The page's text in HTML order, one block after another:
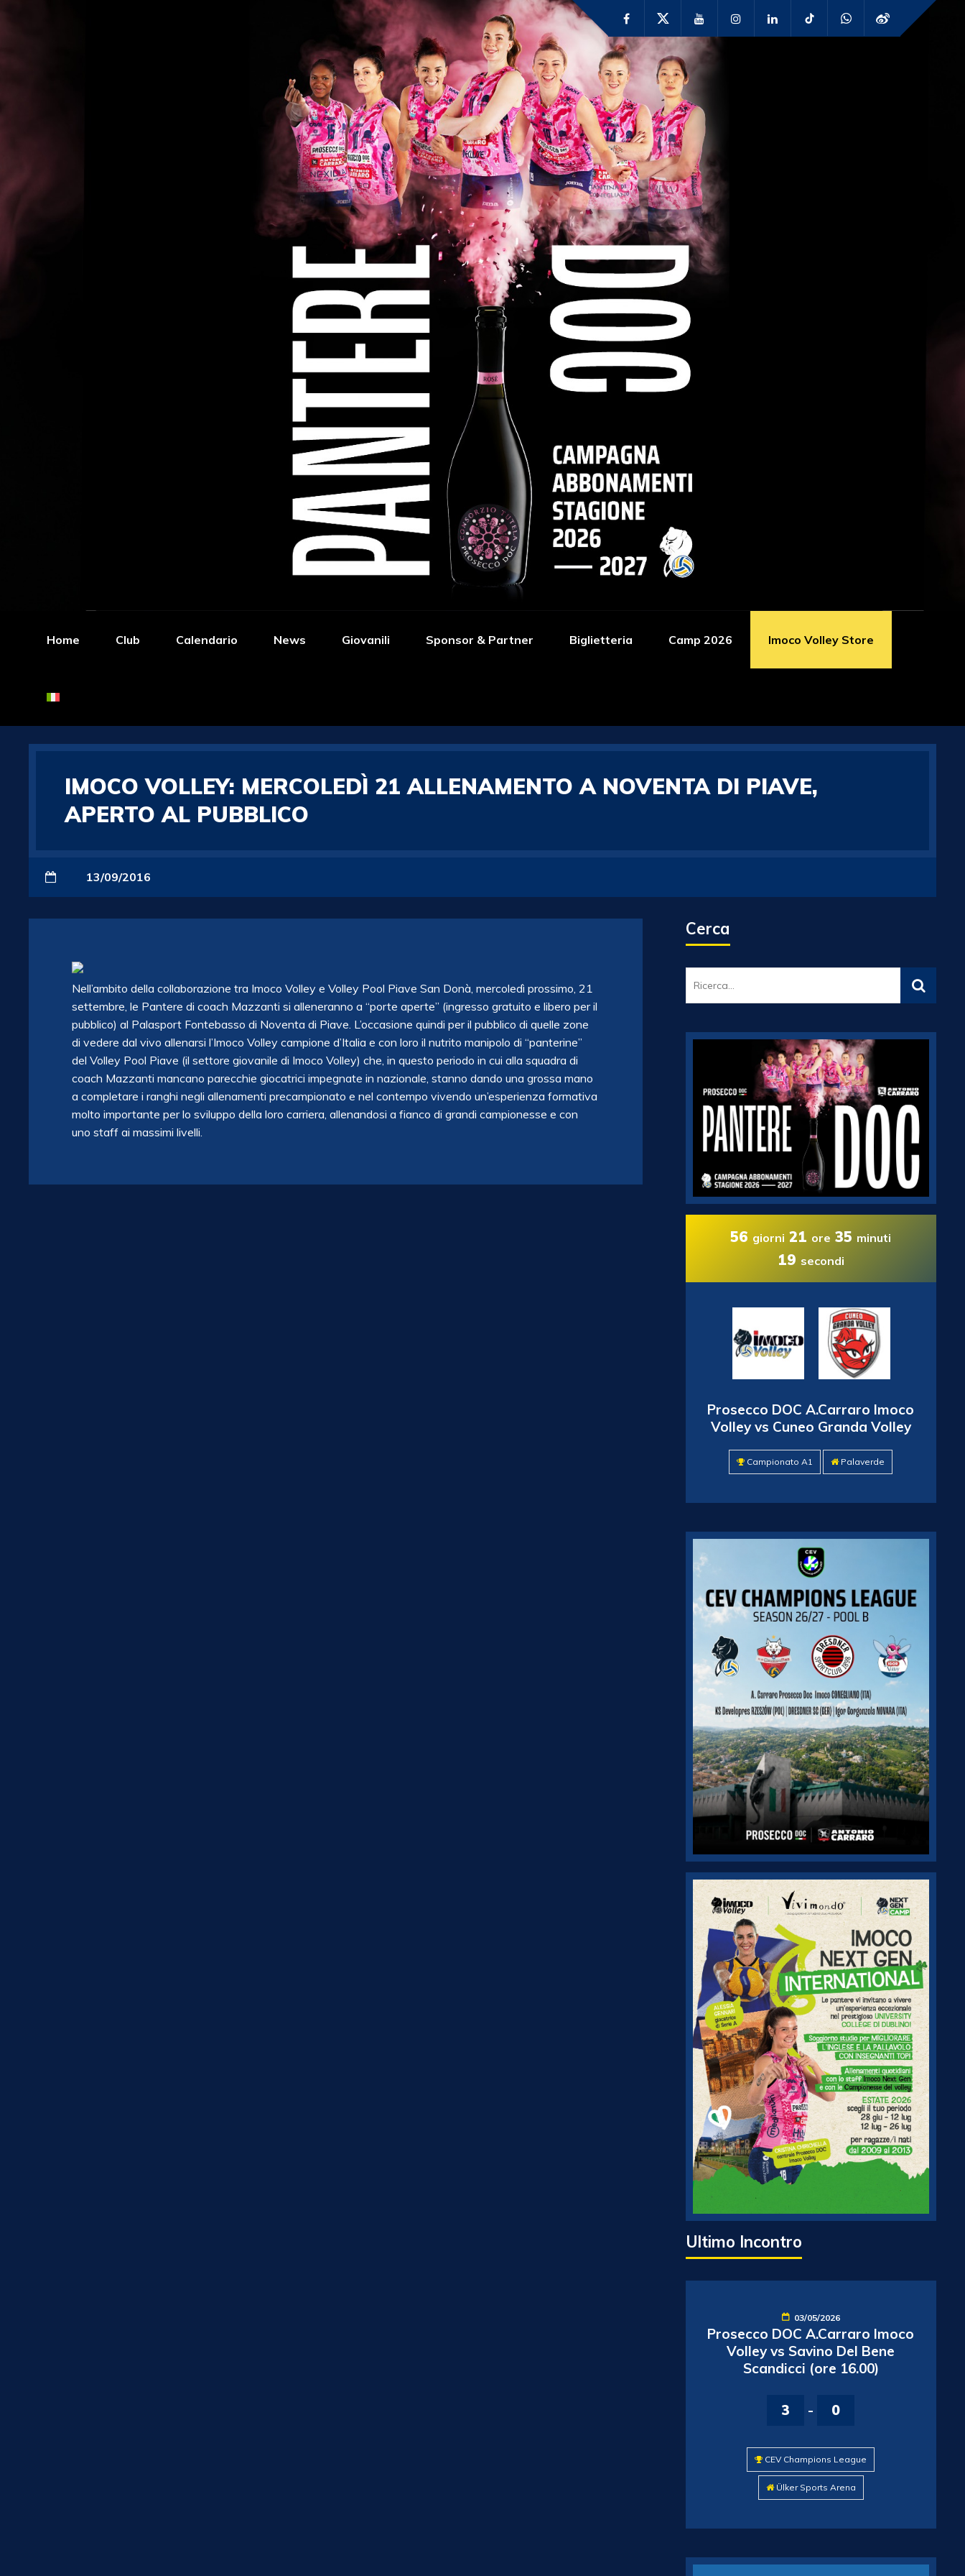
Home Club Calendario News Giovanili Sponsor & Partner Biglietteria Camp 2026 Imoco Volley Store
IMOCO VOLLEY: MERCOLEDÌ 21 ALLENAMENTO A NOVENTA DI PIAVE,
APERTO AL PUBBLICO
13/09/2016
Nell’ambito della collaborazione tra Imoco Volley e Volley Pool Piave San Donà, mercoledì prossimo, 21
settembre, le Pantere di coach Mazzanti si alleneranno a “porte aperte” (ingresso gratuito e libero per il
pubblico) al Palasport Fontebasso di Noventa di Piave. L’occasione quindi per il pubblico di quelle zone
di vedere dal vivo allenarsi l’Imoco Volley campione d’Italia e con loro il nutrito manipolo di “panterine”
del Volley Pool Piave (il settore giovanile di Imoco Volley) che, in questo periodo in cui alla squadra di
coach Mazzanti mancano parecchie giocatrici impegnate in nazionale, stanno dando una grossa mano
a completare i ranghi negli allenamenti precampionato e nel contempo vivendo un’esperienza formativa
molto importante per lo sviluppo della loro carriera, allenandosi a fianco di grandi campionesse e con
uno staff ai massimi livelli.
Cerca
56 giorni 21 ore 35 minuti
18 secondi
Prosecco DOC A.Carraro Imoco
Volley vs Cuneo Granda Volley
Campionato A1 Palaverde
Ultimo Incontro
03/05/2026
Prosecco DOC A.Carraro Imoco
Volley vs Savino Del Bene
Scandicci (ore 16.00)
3 - 0
CEV Champions League
Ülker Sports Arena